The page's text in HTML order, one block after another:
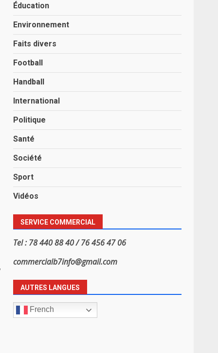
Éducation
Environnement
Faits divers
Football
Handball
International
Politique
Santé
Société
Sport
Vidéos
SERVICE COMMERCIAL
Tel : 78 440 88 40 / 76 456 47 06
commercialb7info@gmail.com
AUTRES LANGUES
French